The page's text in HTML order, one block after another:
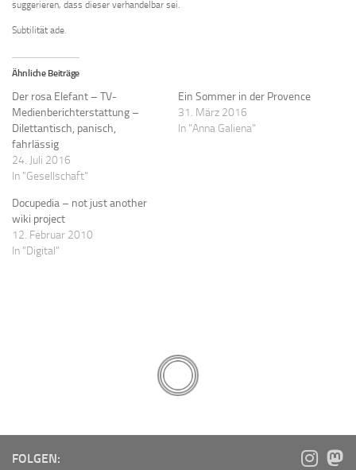
suggerieren, dass dieser verhandelbar sei.
Subtilität ade.
Ähnliche Beiträge
Der rosa Elefant – TV-
Medienberichterstattung –
Dilettantisch, panisch,
fahrlässig
24. Juli 2016
In "Gesellschaft"
Ein Sommer in der Provence
31. März 2016
In "Anna Galiena"
Docupedia – not just another
wiki project
12. Februar 2010
In "Digital"
FOLGEN: